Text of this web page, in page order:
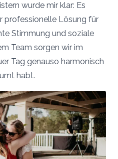
wurde mir klar: Es
professionelle Lösung für
Stimmung und soziale
Team sorgen wir im
Tag genauso harmonisch
habt.